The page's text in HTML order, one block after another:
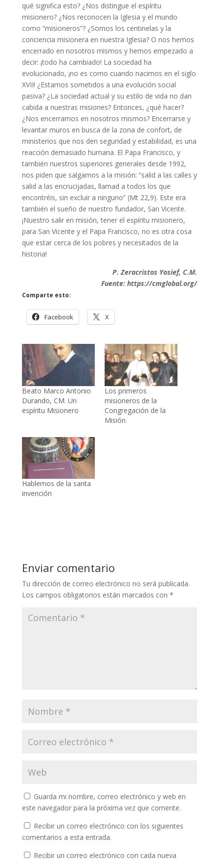
qué significa esto? ¿Nos distingue el espíritu
misionero? ¿Nos reconocen la Iglesia y el mundo
como “misioneros”? ¿Somos los centinelas y la
conciencia misionera en nuestra Iglesia? O nos hemos
encerrado en nosotros mismos y hemos empezado a
decir: ¡todo ha cambiado! La sociedad ha
evolucionado, ¡no es como cuando nacimos en el siglo
XVII! ¿Estamos sometidos a una evolución social
pasiva? ¿La sociedad actual y su estilo de vida no dan
cabida a nuestras misiones? Entonces, ¿qué hacer?
¿Nos encerramos en nosotros mismos? Encerrarse y
levantar muros en busca de la zona de confort, de
ministerios que nos den seguridad y estabilidad, es una
reacción demasiado humana. El Papa Francisco, y
también nuestros superiores generales desde 1992,
nos piden que salgamos a la misión: “salid a las calles y
salid a las encrucijadas, llamad a todos los que
encontréis, sin excluir a ninguno” (Mt 22,9). Este era
también el sueño de nuestro fundador, San Vicente.
¡Nuestro salir en misión, tener el espíritu misionero,
para San Vicente y el Papa Francisco, no es otra cosa
que estar cerca de los pobres y necesitados de la
historia!
P. Zeracristos Yosief, C.M.
Fuente: https://cmglobal.org/
Comparte esto:
Facebook X
Beato Marco Antonio
Durando, CM. Un
espíritu Misionero
Los primeros
misioneros de la
Congregación de la
Misión
Hablemos de la santa
invención
Enviar comentario
Tu dirección de correo electrónico no será publicada.
Los campos obligatorios están marcados con *
Guarda mi nombre, correo electrónico y web en
este navegador para la próxima vez que comente.
Recibir un correo electrónico con los siguientes
comentarios a esta entrada.
Recibir un correo electrónico con cada nueva